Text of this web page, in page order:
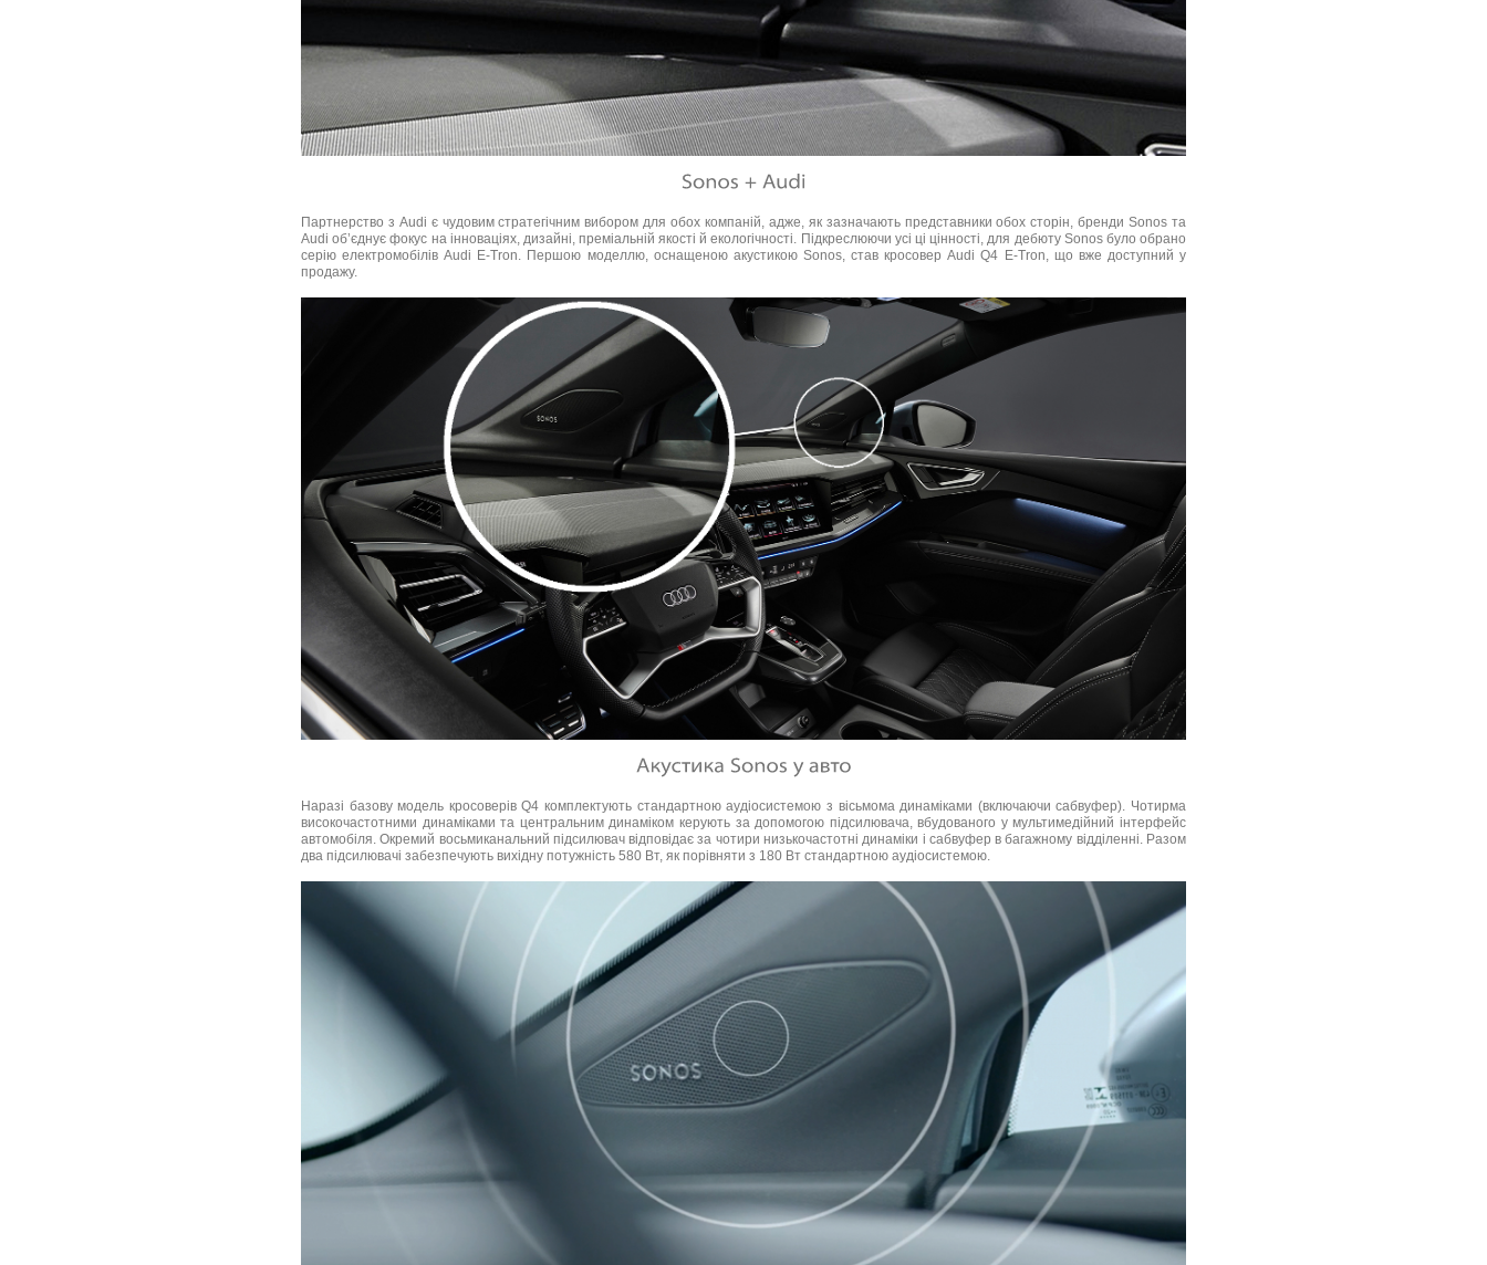
Партнерство з Audi є чудовим стратегічним вибором для обох компаній, адже, як зазначають представники обох сторін, бренди Sonos та
Audi об’єднує фокус на інноваціях, дизайні, преміальній якості й екологічності. Підкреслюючи усі ці цінності, для дебюту Sonos було обрано
серію електромобілів Audi E-Tron. Першою моделлю, оснащеною акустикою Sonos, став кросовер Audi Q4 E-Tron, що вже доступний у
продажу.
Наразі базову модель кросоверів Q4 комплектують стандартною аудіосистемою з вісьмома динаміками (включаючи сабвуфер). Чотирма
високочастотними динаміками та центральним динаміком керують за допомогою підсилювача, вбудованого у мультимедійний інтерфейс
автомобіля. Окремий восьмиканальний підсилювач відповідає за чотири низькочастотні динаміки і сабвуфер в багажному відділенні. Разом
два підсилювачі забезпечують вихідну потужність 580 Вт, як порівняти з 180 Вт стандартною аудіосистемою.